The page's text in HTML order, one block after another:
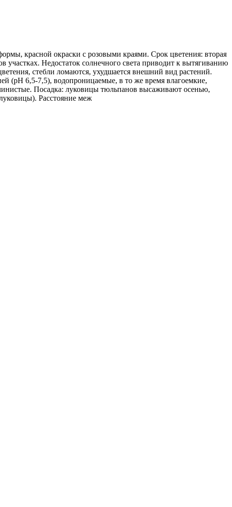
красной окраски с розовыми краями. Срок цветения: вторая
Недостаток солнечного света приводит к вытягиванию
стебли ломаются, ухудшается внешний вид растений.
(рН 6,5-7,5), водопроницаемые, в то же время влагоемкие,
Посадка: луковицы тюльпанов высаживают осенью,
Расстояние меж